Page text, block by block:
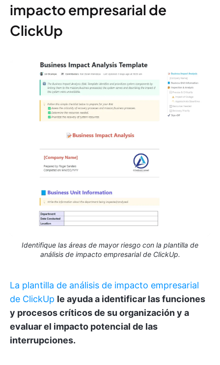
impacto empresarial de
ClickUp
Identifique las áreas de mayor riesgo con la plantilla de
análisis de impacto empresarial de ClickUp.
La plantilla de análisis de impacto empresarial
de ClickUp le ayuda a identificar las funciones
y procesos críticos de su organización y a
evaluar el impacto potencial de las
interrupciones.